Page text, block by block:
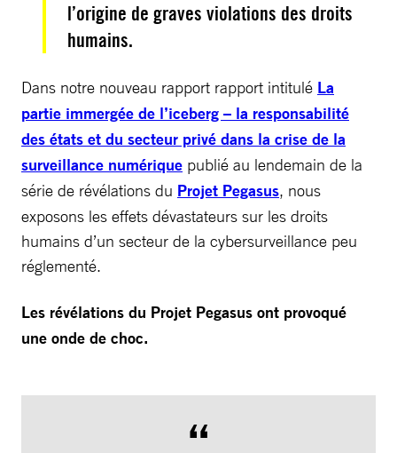
l’origine de graves violations des droits
humains.
Dans notre nouveau rapport rapport intitulé La
partie immergée de l’iceberg – la responsabilité
des états et du secteur privé dans la crise de la
surveillance numérique publié au lendemain de la
série de révélations du Projet Pegasus, nous
exposons les effets dévastateurs sur les droits
humains d’un secteur de la cybersurveillance peu
réglementé.
Les révélations du Projet Pegasus ont provoqué
une onde de choc.